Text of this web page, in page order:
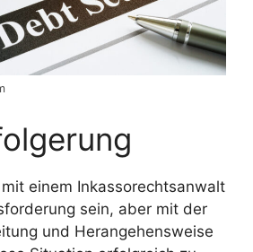
einem Inkassorechtsanwalt
sein, aber mit der
und Herangehensweise